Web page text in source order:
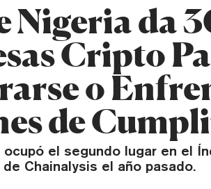
Nigeria da
Cripto
o
de
ocupó el segundo lugar en el
Chainalysis el año pasado.